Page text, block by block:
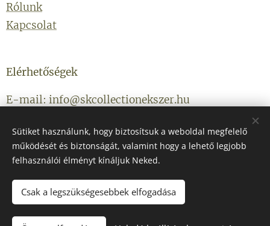
Rólunk
Kapcsolat
Elérhetőségek
E-mail: info@skcollectionekszer.hu
Az oldalt aWebnodeműködteti
Sütiket használunk, hogy biztosítsuk a weboldal megfelelő
működését és biztonságát, valamint hogy a lehető legjobb
felhasználói élményt kínáljuk Neked.
Csak a legszükségesebbek elfogadása